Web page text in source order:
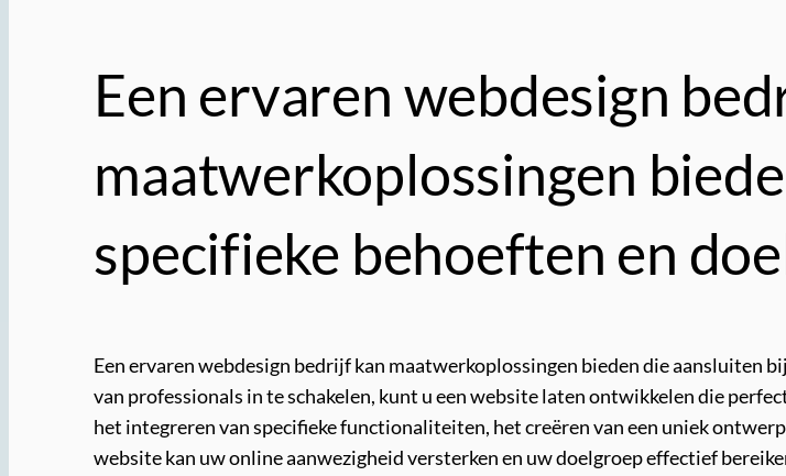
Een ervaren webdesign
maatwerkoplossingen
specifieke behoeften en
Een ervaren webdesign bedrijf kan maatwerkoplossingen bieden die aansluiten
van professionals in te schakelen, kunt u een website laten ontwikkelen die
het integreren van specifieke functionaliteiten, het creëren van een uniek
website kan uw online aanwezigheid versterken en uw doelgroep effectief